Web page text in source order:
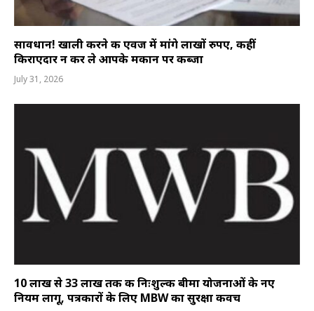
सावधान! खाली करने की एवज में मांगे लाखों रुपए, कहीं
किराएदार न कर ले आपके मकान पर कब्जा
July 31, 2026
10 लाख से 33 लाख तक की निःशुल्क बीमा योजनाओं के नए
नियम लागू, पत्रकारों के लिए MBW का सुरक्षा कवच